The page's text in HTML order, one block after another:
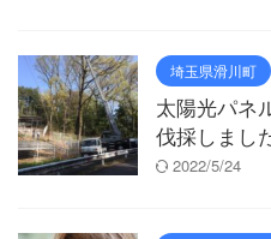
埼玉県滑川町
太陽光パネ
伐採しまし
2022/5/24